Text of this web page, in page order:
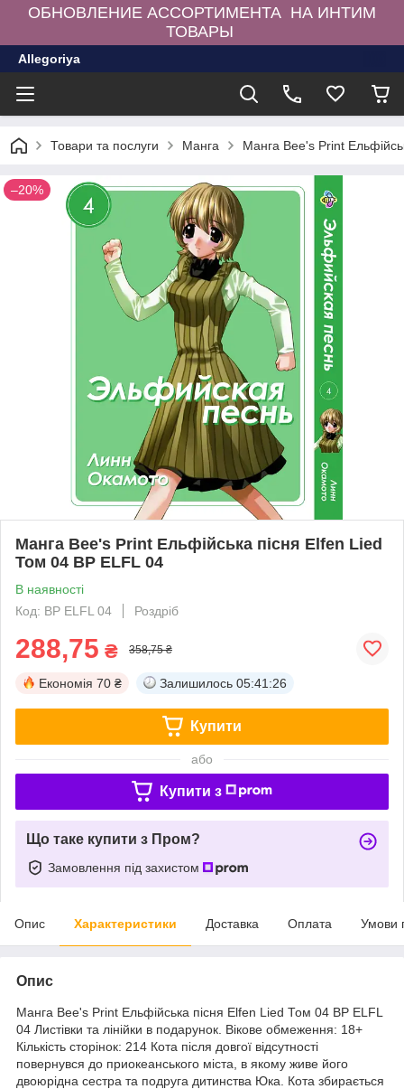
ОБНОВЛЕНИЕ АССОРТИМЕНТА НА ИНТИМ
ТОВАРЫ
Allegoriya
Товари та послуги Манга Манга Bee's Print
–20%
Манга Bee's Print Ельфійська пісня Elfen Lied
Том 04 BP ELFL 04
В наявності
Код: BP ELFL 04
Роздріб
288,75 ₴ 358,75 ₴
Економія 70 ₴ Залишилось 05:41:25
Купити
або
Купити з
Що таке купити з Пром?
Замовлення під захистом
Опис Характеристики Доставка Оплата Умови
Опис
Манга Bee's Print Ельфійська пісня Elfen Lied Том 04 BP ELFL
04 Листівки та лінійки в подарунок. Вікове обмеження: 18+
Кількість сторінок: 214 Кота після довгої відсутності
повернувся до приокеанського міста, в якому живе його
двоюрідна сестра та подруга дитинства Юка. Кота збирається